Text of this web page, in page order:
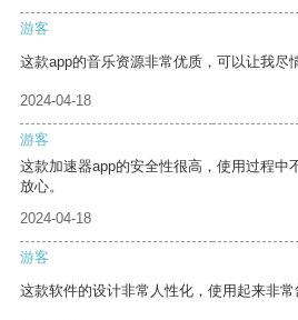
游客
这款app的音乐资源非常优质，可以让我尽
2024-04-18
游客
这款加速器app的安全性很高，使用过程中
放心。
2024-04-18
游客
这款软件的设计非常人性化，使用起来非常